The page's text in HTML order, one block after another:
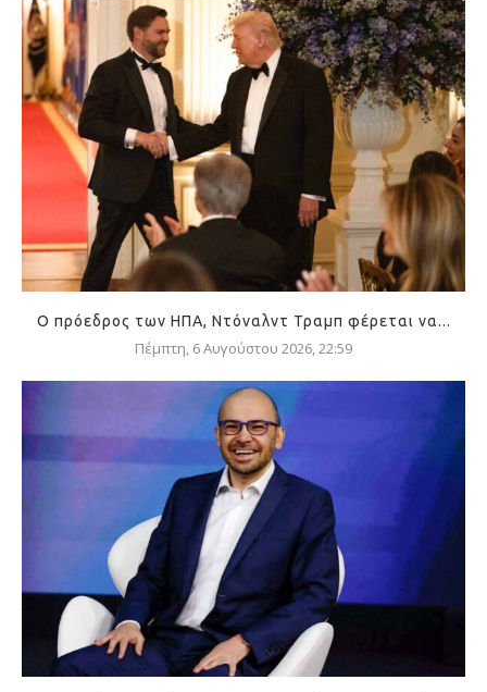
Ο πρόεδρος των ΗΠΑ, Ντόναλντ Τραμπ φέρεται να...
Πέμπτη, 6 Αυγούστου 2026, 22:59